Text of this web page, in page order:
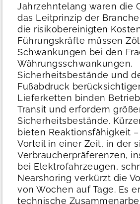
Jahrzehntelang waren die
das Leitprinzip der
die risikobereinigten
Führungskräfte müssen
Schwankungen bei den
Währungsschwankungen,
Sicherheitsbestände und
Fußabdruck
Lieferketten binden
Transit und erfordern
Sicherheitsbestände.
bieten Reaktionsfähigkeit
Vorteil in einer Zeit, in der
Verbraucherpräferenzen,
bei Elektrofahrzeugen,
Nearshoring verkürzt die
von Wochen auf Tage. Es
technische